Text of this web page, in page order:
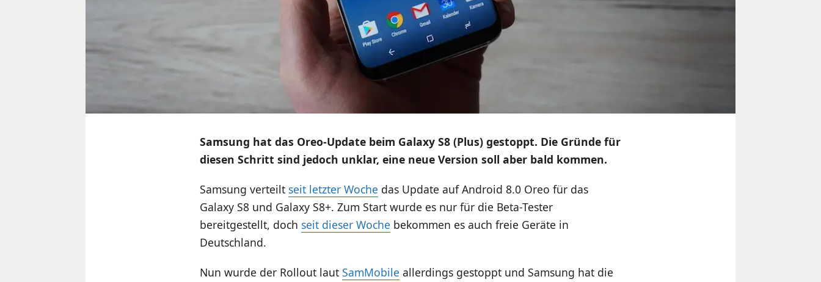
Samsung hat das Oreo-Update beim Galaxy S8 (Plus) gestoppt. Die Gründe für
diesen Schritt sind jedoch unklar, eine neue Version soll aber bald kommen.
Samsung verteilt seit letzter Woche das Update auf Android 8.0 Oreo für das
Galaxy S8 und Galaxy S8+. Zum Start wurde es nur für die Beta-Tester
bereitgestellt, doch seit dieser Woche bekommen es auch freie Geräte in
Deutschland.
Nun wurde der Rollout laut SamMobile allerdings gestoppt und Samsung hat die